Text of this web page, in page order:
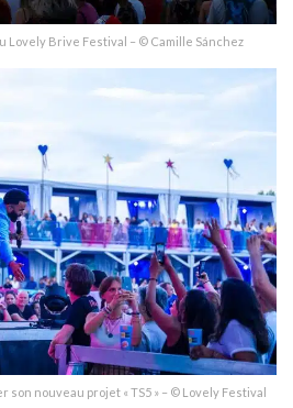
Lovely Brive Festival – © Camille Sánchez
nouveau projet « TS5 » – © Lovely Festival